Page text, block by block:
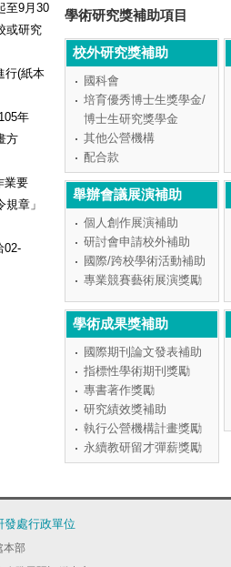
學術研究獎補助項目
校外研究獎補助
國科會
培育優秀博士生獎學金/
博士生研究獎學金
其他公營機構
配合款
舉辦會議展演補助
個人創作展演補助
研討會申請校外補助
國際/跨校學術活動補助
專業競賽藝術展演獎勵
學術成果獎補助
國際期刊論文發表補助
指標性學術期刊獎勵
專書著作獎勵
研究績效獎補助
執行公營機構計畫獎勵
永續教研留才彈薪獎勵
至9月30
或研究
行(紙本
年
方
業要
章」
02-
發處行政單位
本部